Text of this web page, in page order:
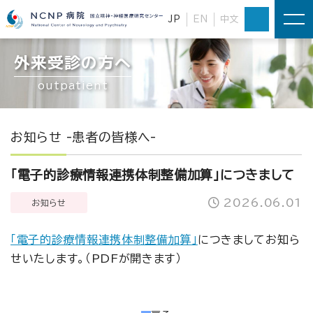
JP EN 中文
外来受診の方へ
outpatient
お知らせ -患者の皆様へ-
「電子的診療情報連携体制整備加算」につきまして
お知らせ 2026.06.01
「電子的診療情報連携体制整備加算」 につきましてお知ら
せいたします。（PDFが開きます）